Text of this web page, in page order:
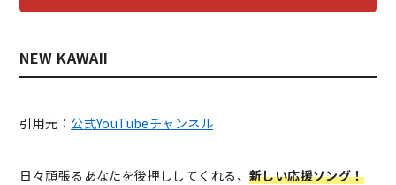
NEW KAWAII
引用元： 公式YouTubeチャンネル
日々頑張るあなたを後押ししてくれる、 新しい応援ソング！